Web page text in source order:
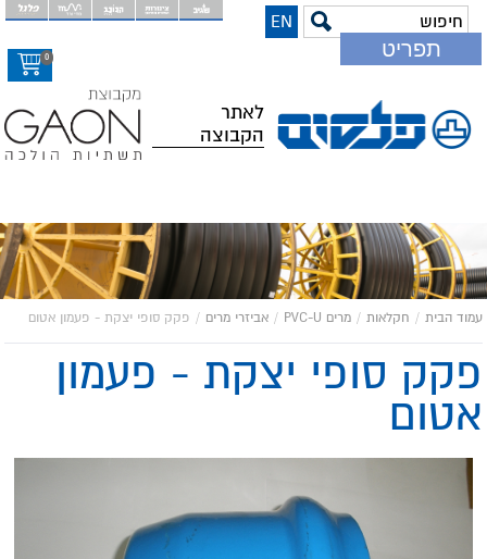
EN
0
לאתר
הקבוצה
תפריט
עמוד הבית / חקלאות / מרים PVC-U / אביזרי מרים / פקק סופי יצקת - פעמון אטום
פקק סופי יצקת - פעמון
אטום